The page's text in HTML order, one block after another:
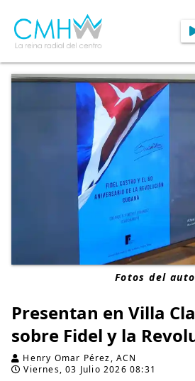
Fotos del
Presentan en Villa
sobre Fidel y la
Henry Omar Pérez, ACN
Viernes, 03 Julio 2026 08:31